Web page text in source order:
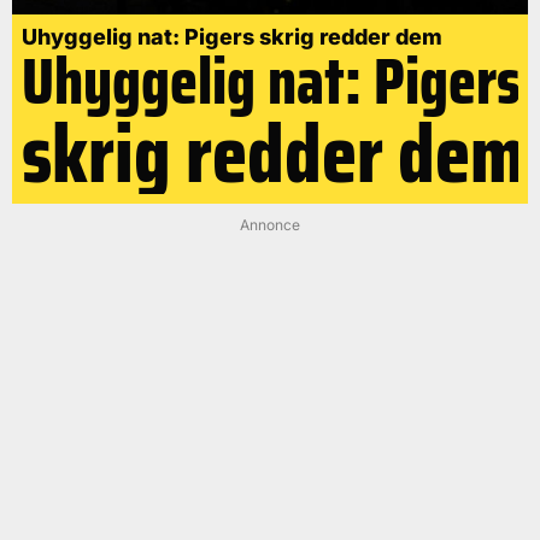
Uhyggelig nat: Pigers skrig redder dem
Uhyggelig nat: Pigers
skrig redder dem
Annonce